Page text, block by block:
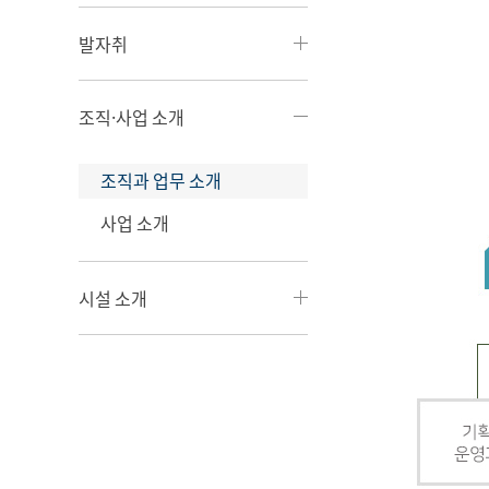
발자취
조직·사업 소개
조직과 업무 소개
사업 소개
시설 소개